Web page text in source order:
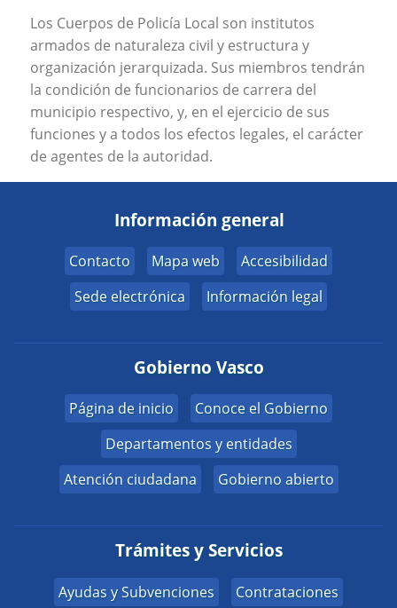
Los Cuerpos de Policía Local son institutos
armados de naturaleza civil y estructura y
organización jerarquizada. Sus miembros tendrán
la condición de funcionarios de carrera del
municipio respectivo, y, en el ejercicio de sus
funciones y a todos los efectos legales, el carácter
de agentes de la autoridad.
Información general
Contacto Mapa web
Accesibilidad
Sede electrónica
Información legal
Gobierno Vasco
Página de inicio
Conoce el Gobierno
Departamentos y entidades
Atención ciudadana
Gobierno abierto
Trámites y Servicios
Ayudas y Subvenciones
Contrataciones